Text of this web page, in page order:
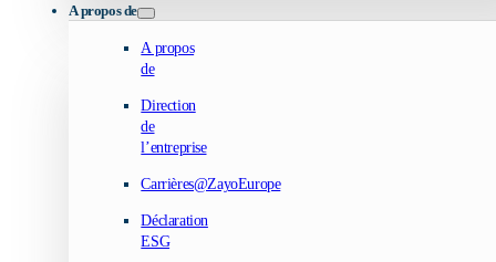
A propos de
A propos
de
Direction
de
l’entreprise
Carrières@ZayoEurope
Déclaration
ESG